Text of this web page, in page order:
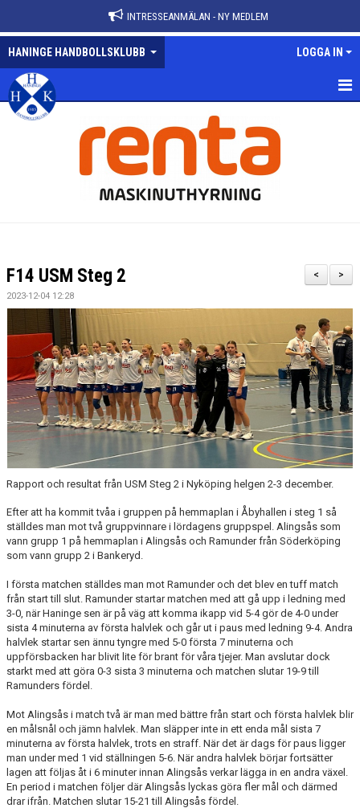
INTRESSEANMÄLAN - NY MEDLEM
HANINGE HANDBOLLSKLUBB LOGGA IN
HEM
KONTAKT
POLICYS & RIKTLINJER
STÖD HHK
DOKUMENT
LÄNKAR
>
<
F14 USM Steg 2
2023-12-04 12:28
Rapport och resultat från USM Steg 2 i Nyköping helgen 2-3 december.
Efter att ha kommit tvåa i gruppen på hemmaplan i Åbyhallen i steg 1 så
ställdes man mot två gruppvinnare i lördagens gruppspel. Alingsås som
vann grupp 1 på hemmaplan i Alingsås och Ramunder från Söderköping
som vann grupp 2 i Bankeryd.
I första matchen ställdes man mot Ramunder och det blev en tuff match
från start till slut. Ramunder startar matchen med att gå upp i ledning med
3-0, när Haninge sen är på väg att komma ikapp vid 5-4 gör de 4-0 under
sista 4 minuterna av första halvlek och går ut i paus med ledning 9-4. Andra
halvlek startar sen ännu tyngre med 5-0 första 7 minuterna och
uppförsbacken har blivit lite för brant för våra tjejer. Man avslutar dock
starkt med att göra 0-3 sista 3 minuterna och matchen slutar 19-9 till
Ramunders fördel.
Mot Alingsås i match två är man med bättre från start och första halvlek blir
en målsnål och jämn halvlek. Man släpper inte in ett enda mål sista 7
minuterna av första halvlek, trots en straff. När det är dags för paus ligger
man under med 1 vid ställningen 5-6. När andra halvlek börjar fortsätter
lagen att följas åt i 6 minuter innan Alingsås verkar lägga in en andra växel.
En period i matchen följer där Alingsås lyckas göra fler mål och därmed
drar ifrån. Matchen slutar 15-21 till Alingsås fördel.